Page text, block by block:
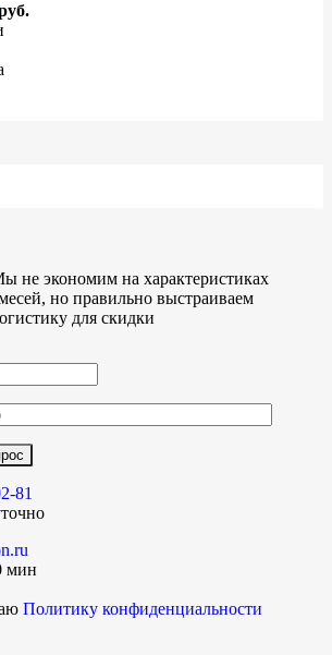
не экономим на характеристиках
но правильно выстраиваем
для скидки
81
мин
Политику конфиденциальности